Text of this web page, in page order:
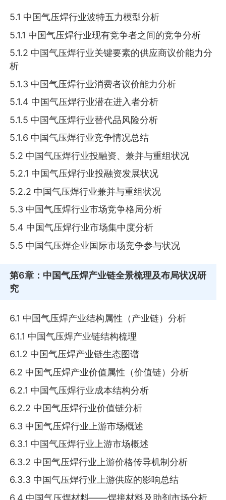
5.1 中国气压焊行业波特五力模型分析
5.1.1 中国气压焊行业现有竞争者之间的竞争分析
5.1.2 中国气压焊行业关键要素的供应商议价能力分
析
5.1.3 中国气压焊行业消费者议价能力分析
5.1.4 中国气压焊行业潜在进入者分析
5.1.5 中国气压焊行业替代品风险分析
5.1.6 中国气压焊行业竞争情况总结
5.2 中国气压焊行业投融资、兼并与重组状况
5.2.1 中国气压焊行业投融资发展状况
5.2.2 中国气压焊行业兼并与重组状况
5.3 中国气压焊行业市场竞争格局分析
5.4 中国气压焊行业市场集中度分析
5.5 中国气压焊企业国际市场竞争参与状况
第6章 ：中国气压焊产业链全景梳理及布局状况研
究
6.1 中国气压焊产业结构属性（产业链）分析
6.1.1 中国气压焊产业链结构梳理
6.1.2 中国气压焊产业链生态图谱
6.2 中国气压焊产业价值属性（价值链）分析
6.2.1 中国气压焊行业成本结构分析
6.2.2 中国气压焊行业价值链分析
6.3 中国气压焊行业上游市场概述
6.3.1 中国气压焊行业上游市场概述
6.3.2 中国气压焊行业上游价格传导机制分析
6.3.3 中国气压焊行业上游供应的影响总结
6.4 中国气压焊材料——焊接材料及助剂市场分析